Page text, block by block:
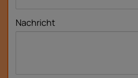
Nachricht